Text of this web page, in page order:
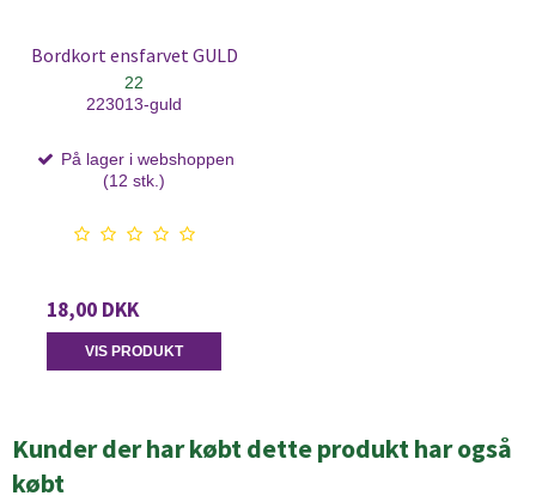
Bordkort ensfarvet GULD
22
223013-guld
På lager i webshoppen
(12 stk.)
18,00 DKK
VIS PRODUKT
Kunder der har købt dette produkt har også
købt